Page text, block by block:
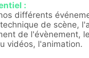
:
différents
de scène,
de l'évènement,
vidéos, l'animation.